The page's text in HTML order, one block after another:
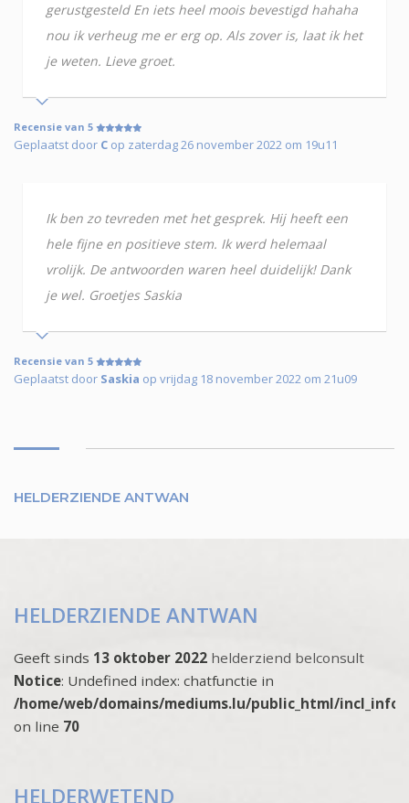
gerustgesteld En iets heel moois bevestigd hahaha
nou ik verheug me er erg op. Als zover is, laat ik het
je weten. Lieve groet.
Recensie van 5
Geplaatst door C op zaterdag 26 november 2022 om 19u11
Ik ben zo tevreden met het gesprek. Hij heeft een
hele fijne en positieve stem. Ik werd helemaal
vrolijk. De antwoorden waren heel duidelijk! Dank
je wel. Groetjes Saskia
Recensie van 5
Geplaatst door Saskia op vrijdag 18 november 2022 om 21u09
HELDERZIENDE ANTWAN
HELDERZIENDE ANTWAN
Geeft sinds 13 oktober 2022 helderziend belconsult
Notice: Undefined index: chatfunctie in
/home/web/domains/mediums.lu/public_html/
on line 70
HELDERWETEND